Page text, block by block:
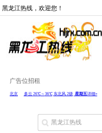
黑龙江热线，欢迎您！
广告位招租